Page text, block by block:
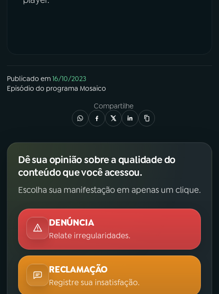
Publicado em16/10/2023
Episódio do programa Mosaico
Compartilhe
Dê sua opinião sobre a qualidade do
conteúdo que você acessou.
Escolha sua manifestação em apenas um clique.
DENÚNCIA
Relate irregularidades.
RECLAMAÇÃO
Registre sua insatisfação.